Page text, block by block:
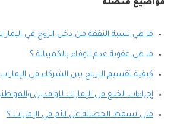
مواضيع متصلة
ما هي نسبة النفقة من دخل الزوج في
ما هي عقوبة عدم الوفاء بالكمبيالة ؟
كيفية تقسيم الارباح بين الشركاء في الإمارات
إجراءات الخلع في الإمارات للوافدين
متى تسقط الحضانة عن الأم في الإمارات ؟